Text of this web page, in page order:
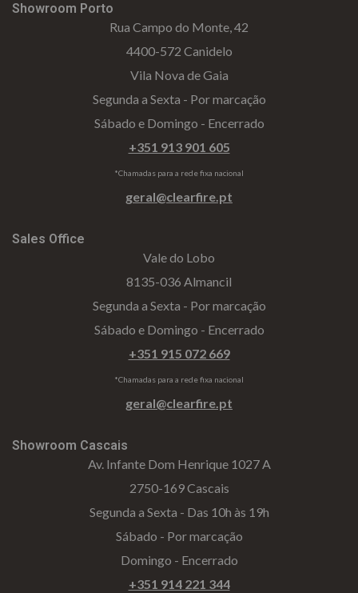
Showroom Porto
Rua Campo do Monte, 42
4400-572 Canidelo
Vila Nova de Gaia
Segunda a Sexta - Por marcação
Sábado e Domingo - Encerrado
+351 913 901 605
*Chamadas para a rede fixa nacional
geral@clearfire.pt
Sales Office
Vale do Lobo
8135-036 Almancil
Segunda a Sexta - Por marcação
Sábado e Domingo - Encerrado
+351 915 072 669
*Chamadas para a rede fixa nacional
geral@clearfire.pt
Showroom Cascais
Av. Infante Dom Henrique 1027 A
2750-169 Cascais
Segunda a Sexta - Das 10h às 19h
Sábado - Por marcação
Domingo - Encerrado
+351 914 221 344